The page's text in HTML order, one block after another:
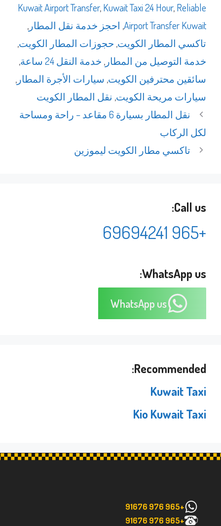
Kuwait Airport Transfer,Kuwait Taxi 24 Hour,Reliable
Airport Transfer Kuwait
, احجز خدمة نقل المطار ,
تاكسي المطار الكويت, حجوزات المطار الكويت,
خدمة التوصيل من المطار , خدمة النقل 24 ساعة
,
سائقين محترفين الكويت, سيارات الأجرة المطار ,
سيارات مريحة الكويت, نقل المطار الكويت
نقل المطار بسيارة 6 مقاعد – راحة ومساحة
لكل الركاب
تاكسي مطار الكويت ليموزين
Call us:
+965 69694241
WhatsApp us:
WhatsApp us
Recommended:
Kuwait Taxi
Kio Kuwait Taxi
+965 976 91676
+965 976 91676